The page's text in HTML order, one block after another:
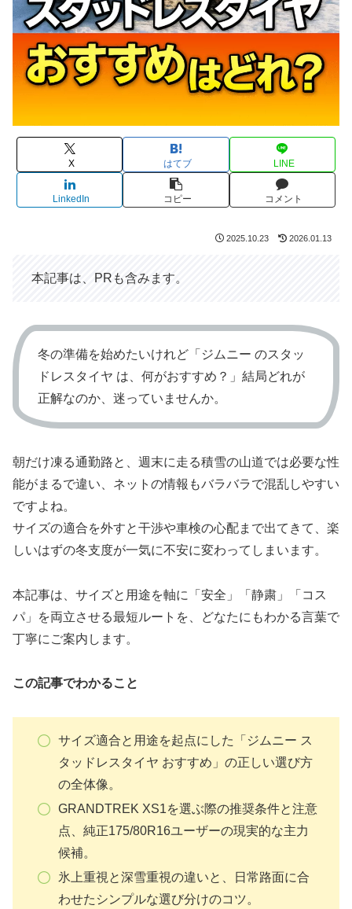
X はてブ LINE
LinkedIn コピー コメント
2025.10.23 2026.01.13
本記事は、PRも含みます。
冬の準備を始めたいけれど「ジムニー のスタッ
ドレスタイヤ は、何がおすすめ？」結局どれが
正解なのか、迷っていませんか。
朝だけ凍る通勤路と、週末に走る積雪の山道では必要な性
能がまるで違い、ネットの情報もバラバラで混乱しやすい
ですよね。
サイズの適合を外すと干渉や車検の心配まで出てきて、楽
しいはずの冬支度が一気に不安に変わってしまいます。
本記事は、サイズと用途を軸に「安全」「静粛」「コス
パ」を両立させる最短ルートを、どなたにもわかる言葉で
丁寧にご案内します。
この記事でわかること
サイズ適合と用途を起点にした「ジムニー ス
タッドレスタイヤ おすすめ」の正しい選び方
の全体像。
GRANDTREK XS1を選ぶ際の推奨条件と注意
点、純正175/80R16ユーザーの現実的な主力
候補。
氷上重視と深雪重視の違いと、日常路面に合
わせたシンプルな選び分けのコツ。